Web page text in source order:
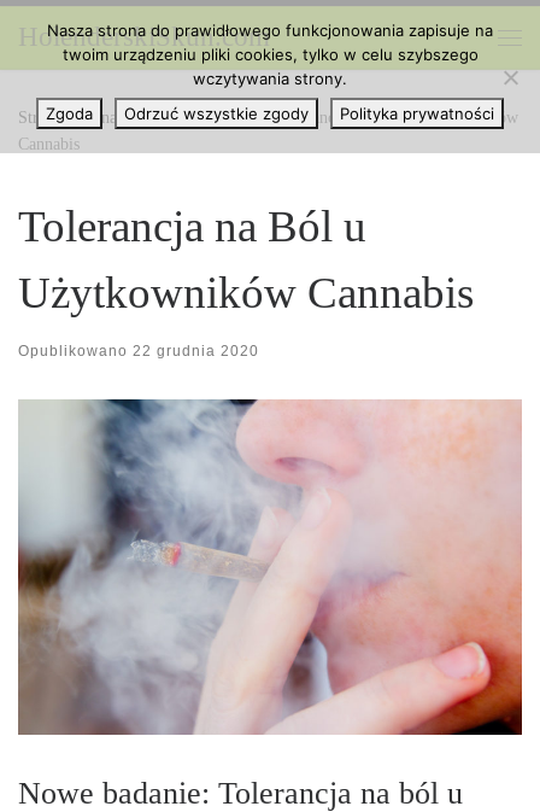
Przejdź do treści
HolenderskiSkun.com
Strona główna » Ciekawe Artykuły » Tolerancja na Ból u Użytkowników
Cannabis
Tolerancja na Ból u
Użytkowników Cannabis
Opublikowano 22 grudnia 2020
Nowe badanie: Tolerancja na ból u
Nasza strona do prawidłowego funkcjonowania zapisuje na
twoim urządzeniu pliki cookies, tylko w celu szybszego
wczytywania strony.
Zgoda
Odrzuć wszystkie zgody Polityka prywatności